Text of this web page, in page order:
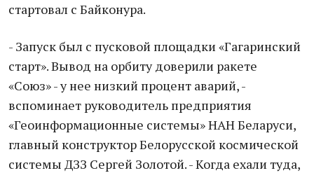
стартовал с Байконура.
- Запуск был с пусковой площадки «Гагаринский
старт». Вывод на орбиту доверили ракете
«Союз» - у нее низкий процент аварий, -
вспоминает руководитель предприятия
«Геоинформационные системы» НАН Беларуси,
главный конструктор Белорусской космической
системы ДЗЗ Сергей Золотой. - Когда ехали туда,